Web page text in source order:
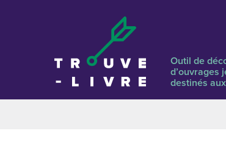
Outil de
d’ouvrages
destinés